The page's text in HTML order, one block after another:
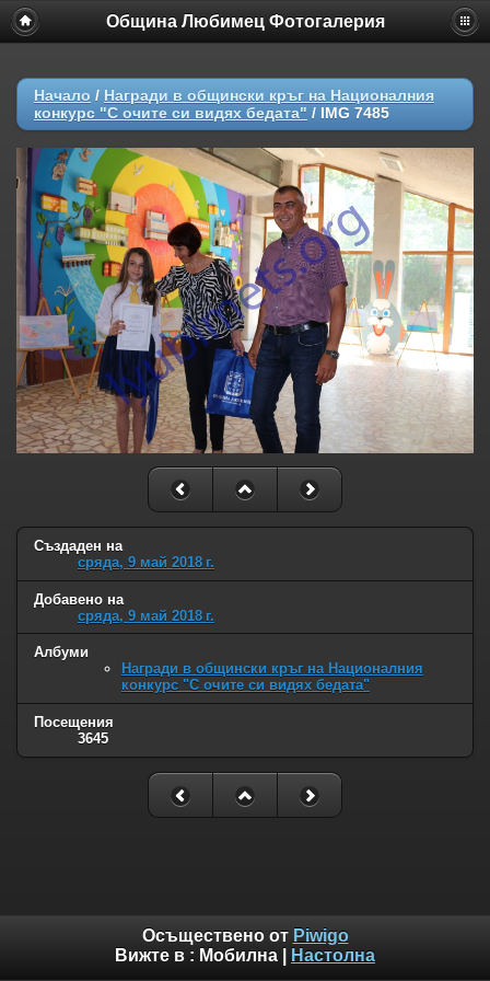
Община Любимец Фотогалерия
Начало / Награди в общински кръг на Националния
конкурс "С очите си видях бедата" / IMG 7485
Създаден на
сряда, 9 май 2018 г.
Добавено на
сряда, 9 май 2018 г.
Албуми
Награди в общински кръг на Националния
конкурс "С очите си видях бедата"
Посещения
3645
Осъществено от Piwigo
Вижте в : Мобилна Настолна